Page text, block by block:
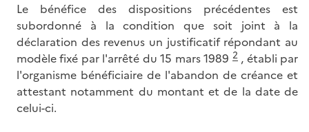
Le bénéfice des dispositions précédentes est
subordonné à la condition que soit joint à la
déclaration des revenus un justificatif répondant au
modèle fixé par l'arrêté du 15 mars 1989 2 , établi par
l'organisme bénéficiaire de l'abandon de créance et
attestant notamment du montant et de la date de
celui-ci.